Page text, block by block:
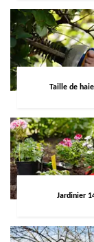
Taille de
Jardinier